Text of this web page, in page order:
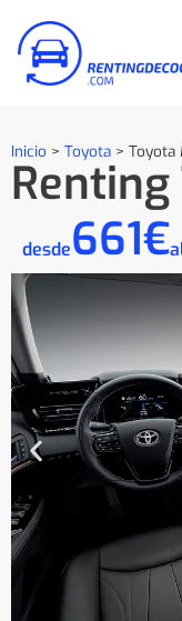
Inicio > Toyota > Toyota
desde661€